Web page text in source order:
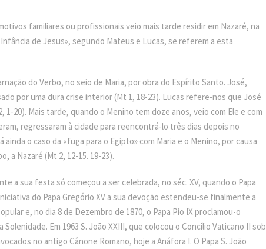
familiares ou profissionais veio mais tarde residir em Nazaré, na
de Jesus», segundo Mateus e Lucas, se referem a esta
do Verbo, no seio de Maria, por obra do Espírito Santo. José,
por uma dura crise interior (Mt 1, 18-23). Lucas refere-nos que José
20). Mais tarde, quando o Menino tem doze anos, veio com Ele e com
regressaram à cidade para reencontrá-lo três dias depois no
o caso da «fuga para o Egipto» com Maria e o Menino, por causa
a Nazaré (Mt 2, 12-15. 19-23).
a sua festa só começou a ser celebrada, no séc. XV, quando o Papa
do Papa Gregório XV a sua devoção estendeu-se finalmente a
e, no dia 8 de Dezembro de 1870, o Papa Pio IX proclamou-o
Em 1963 S. João XXIII, que colocou o Concílio Vaticano II sob
no antigo Cânone Romano, hoje a Anáfora I. O Papa S. João